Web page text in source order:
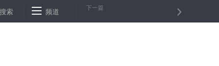
雀”无人机坠毁 纽约股市三大股指２５日下跌 联合国秘书长
搜索 频道 下一篇